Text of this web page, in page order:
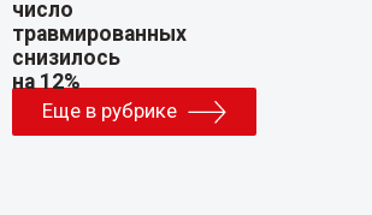
Еще в рубрике